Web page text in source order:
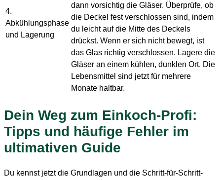
4.
Abkühlungsphase
und Lagerung
dann vorsichtig die Gläser. Überprüfe, ob
die Deckel fest verschlossen sind, indem
du leicht auf die Mitte des Deckels
drückst. Wenn er sich nicht bewegt, ist
das Glas richtig verschlossen. Lagere die
Gläser an einem kühlen, dunklen Ort. Die
Lebensmittel sind jetzt für mehrere
Monate haltbar.
Dein Weg zum Einkoch-Profi:
Tipps und häufige Fehler im
ultimativen Guide
Du kennst jetzt die Grundlagen und die Schritt-für-Schritt-